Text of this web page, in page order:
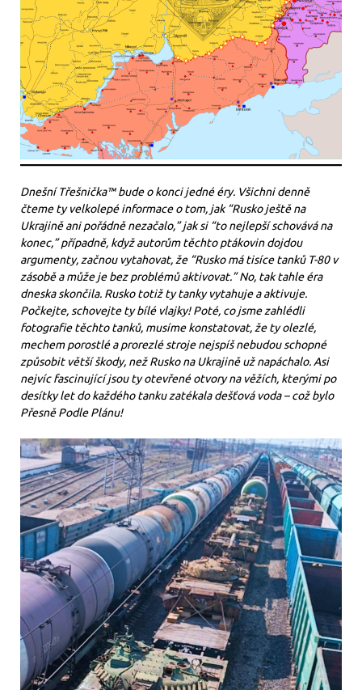
Dnešní Třešnička™ bude o konci jedné éry. Všichni denně
čteme ty velkolepé informace o tom, jak “Rusko ještě na
Ukrajině ani pořádně nezačalo,” jak si “to nejlepší schovává na
konec,” případně, když autorům těchto ptákovin dojdou
argumenty, začnou vytahovat, že “Rusko má tisíce tanků T-80 v
zásobě a může je bez problémů aktivovat.” No, tak tahle éra
dneska skončila. Rusko totiž ty tanky vytahuje a aktivuje.
Počkejte, schovejte ty bílé vlajky! Poté, co jsme zahlédli
fotografie těchto tanků, musíme konstatovat, že ty olezlé,
mechem porostlé a prorezlé stroje nejspíš nebudou schopné
způsobit větší škody, než Rusko na Ukrajině už napáchalo. Asi
nejvíc fascinující jsou ty otevřené otvory na věžích, kterými po
desítky let do každého tanku zatékala dešťová voda – což bylo
Přesně Podle Plánu!